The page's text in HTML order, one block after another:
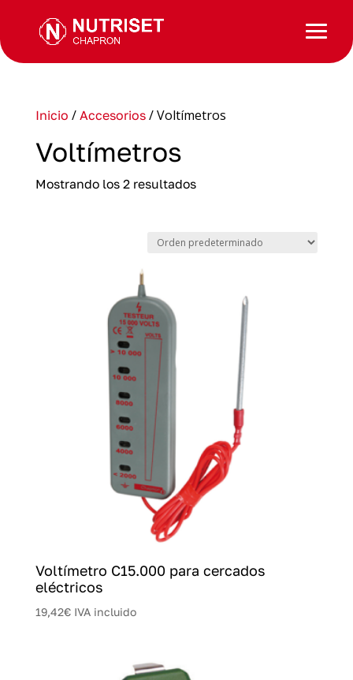
Inicio / Accesorios/ Voltímetros
Voltímetros
Mostrando los 2 resultados
Voltímetro C15.000 para cercados
eléctricos
19,42€ IVA incluido